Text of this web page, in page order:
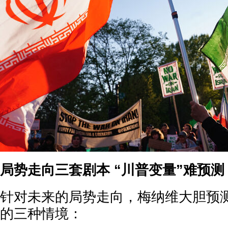
局势走向三套剧本 “川普变量”难预测
针对未来的局势走向，梅纳维大胆预
的三种情境：